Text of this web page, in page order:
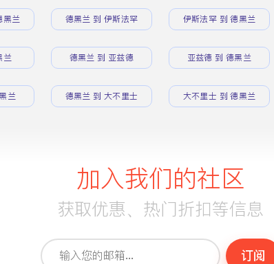
黑兰 德黑兰 到 伊斯法罕 伊斯法罕 到 德黑兰
兰 德黑兰 到 亚兹德 亚兹德 到 德黑兰
兰 德黑兰 到 大不里士 大不里士 到 德黑兰
加入我们的社区
获取优惠、热门折扣等信息
订阅